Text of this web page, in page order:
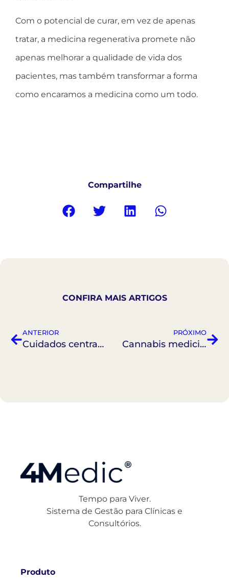
Com o potencial de curar, em vez de apenas
tratar, a medicina regenerativa promete não
apenas melhorar a qualidade de vida dos
pacientes, mas também transformar a forma
como encaramos a medicina como um todo.
Compartilhe
CONFIRA MAIS ARTIGOS
ANTERIOR
Cuidados centrados no paciente: um novo olhar da medicina
PRÓXIMO
Cannabis medicinal no Brasil: regulamentação, benefícios e desafios no tratamento de condições crônicas
Tempo para Viver.
Sistema de Gestão para Clínicas e
Consultórios.
Produto